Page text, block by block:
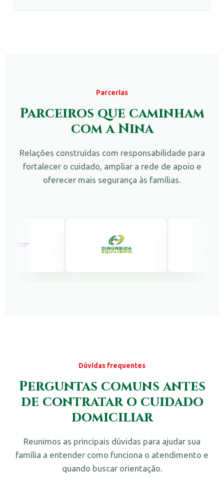
Parcerias
Parceiros que caminham
com a Nina
Relações construídas com responsabilidade para
fortalecer o cuidado, ampliar a rede de apoio e
oferecer mais segurança às famílias.
Dúvidas frequentes
Perguntas comuns antes
de contratar o cuidado
domiciliar
Reunimos as principais dúvidas para ajudar sua
família a entender como funciona o atendimento e
quando buscar orientação.